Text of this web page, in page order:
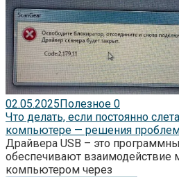
02.05.2025Полезное 0
Что делать, если постоянно
компьютере — решения
Драйвера USB – это
обеспечивают взаимодействие
компьютером через